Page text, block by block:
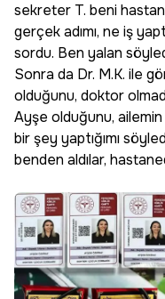
sekreter T. beni
gerçek adımı, ne iş
sordu. Ben yalan
Sonra da Dr. M.K. ile
olduğunu, doktor
Ayşe olduğunu,
bir şey yaptığımı
benden aldılar,